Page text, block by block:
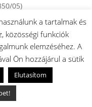
05)
mosógép –
08)
mosógép –
és
– ART 737939 –
a tartalmak és
közösségi funkciók
elemzéséhez. A
Ön hozzájárul a sütik
Elutasítom